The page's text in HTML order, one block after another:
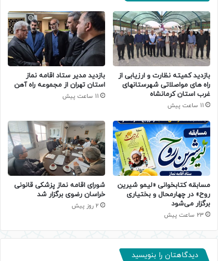
بازدید کمیته نظارت و ارزیابی از
راه های مواصلاتی شهرستانهای
غرب استان کرمانشاه
11 ساعت پیش
بازدید مدیر ستاد اقامه نماز
استان تهران از مجموعه راه آهن
11 ساعت پیش
مسابقه کتابخوانی «لیمو شیرین
روح» در چهارمحال و بختیاری
برگزار می‌شود
23 ساعت پیش
شورای اقامه نماز پزشکی قانونی
خراسان رضوی برگزار شد
2 روز پیش
دیدگاهتان را بنویسید